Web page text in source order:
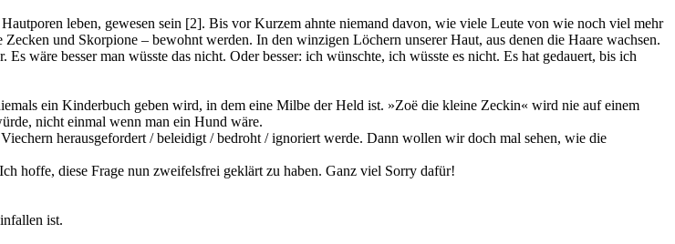
leben, gewesen sein [2]. Bis vor Kurzem ahnte niemand davon, wie viele Leute von wie noch viel mehr
und Skorpione – bewohnt werden. In den winzigen Löchern unserer Haut, aus denen die Haare wachsen.
wäre besser man wüsste das nicht. Oder besser: ich wünschte, ich wüsste es nicht. Es hat gedauert, bis ich
ein Kinderbuch geben wird, in dem eine Milbe der Held ist. »Zoë die kleine Zeckin« wird nie auf einem
nicht einmal wenn man ein Hund wäre.
herausgefordert / beleidigt / bedroht / ignoriert werde. Dann wollen wir doch mal sehen, wie die
hoffe, diese Frage nun zweifelsfrei geklärt zu haben. Ganz viel Sorry dafür!
ist.